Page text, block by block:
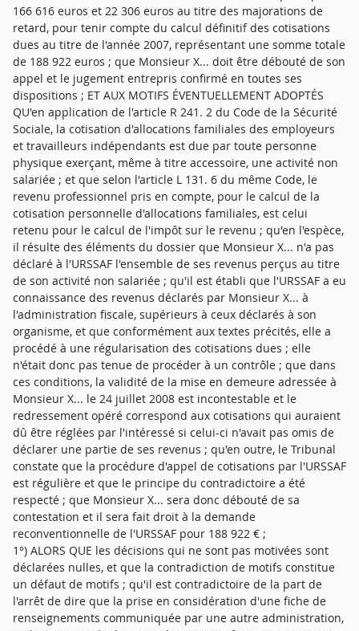
166 616 euros et 22 306 euros au titre des majorations de
retard, pour tenir compte du calcul définitif des cotisations
dues au titre de l'année 2007, représentant une somme totale
de 188 922 euros ; que Monsieur X... doit être débouté de son
appel et le jugement entrepris confirmé en toutes ses
dispositions ; ET AUX MOTIFS ÉVENTUELLEMENT ADOPTÉS
QU'en application de l'article R 241. 2 du Code de la Sécurité
Sociale, la cotisation d'allocations familiales des employeurs
et travailleurs indépendants est due par toute personne
physique exerçant, même à titre accessoire, une activité non
salariée ; et que selon l'article L 131. 6 du même Code, le
revenu professionnel pris en compte, pour le calcul de la
cotisation personnelle d'allocations familiales, est celui
retenu pour le calcul de l'impôt sur le revenu ; qu'en l'espèce,
il résulte des éléments du dossier que Monsieur X... n'a pas
déclaré à l'URSSAF l'ensemble de ses revenus perçus au titre
de son activité non salariée ; qu'il est établi que l'URSSAF a eu
connaissance des revenus déclarés par Monsieur X... à
l'administration fiscale, supérieurs à ceux déclarés à son
organisme, et que conformément aux textes précités, elle a
procédé à une régularisation des cotisations dues ; elle
n'était donc pas tenue de procéder à un contrôle ; que dans
ces conditions, la validité de la mise en demeure adressée à
Monsieur X... le 24 juillet 2008 est incontestable et le
redressement opéré correspond aux cotisations qui auraient
dû être réglées par l'intéressé si celui-ci n'avait pas omis de
déclarer une partie de ses revenus ; qu'en outre, le Tribunal
constate que la procédure d'appel de cotisations par l'URSSAF
est régulière et que le principe du contradictoire a été
respecté ; que Monsieur X... sera donc débouté de sa
contestation et il sera fait droit à la demande
reconventionnelle de l'URSSAF pour 188 922 € ;
1°) ALORS QUE les décisions qui ne sont pas motivées sont
déclarées nulles, et que la contradiction de motifs constitue
un défaut de motifs ; qu'il est contradictoire de la part de
l'arrêt de dire que la prise en considération d'une fiche de
renseignements communiquée par une autre administration,